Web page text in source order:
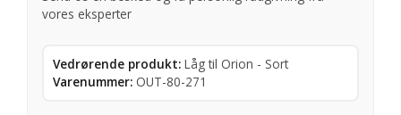
vores eksperter
Vedrørende produkt: Låg til Orion - Sort
Varenummer: OUT-80-271